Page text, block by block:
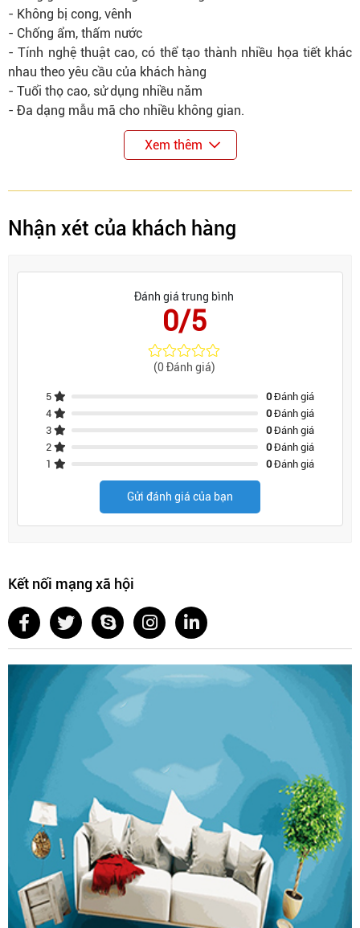
- Không bị cong, vênh
- Chống ẩm, thấm nước
- Tính nghệ thuật cao, có thể tạo thành nhiều họa tiết khác
nhau theo yêu cầu của khách hàng
- Tuổi thọ cao, sử dụng nhiều năm
- Đa dạng mẫu mã cho nhiều không gian.
Xem thêm
Nhận xét của khách hàng
Đánh giá trung bình
0/5
(0 Đánh giá)
5 0Đánh giá
4
0Đánh giá
3
0Đánh giá
2
0Đánh giá
1
0Đánh giá
Gửi đánh giá của bạn
Kết nối mạng xã hội